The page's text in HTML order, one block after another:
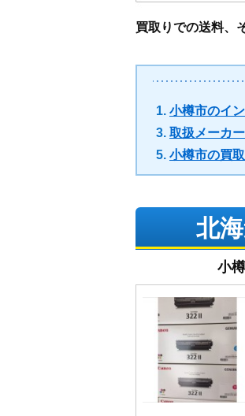
買取りでの送料、
小樽市のイ
取扱メーカー
小樽市の買
北
小